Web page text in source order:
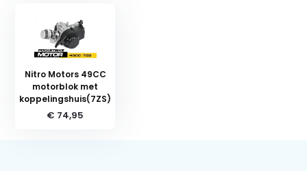
Nitro Motors 49CC
motorblok met
koppelingshuis(7ZS)
€ 74,95